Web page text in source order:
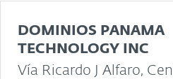
DOMINIOS PANAMA
TECHNOLOGY INC
Vía Ricardo J Alfaro,